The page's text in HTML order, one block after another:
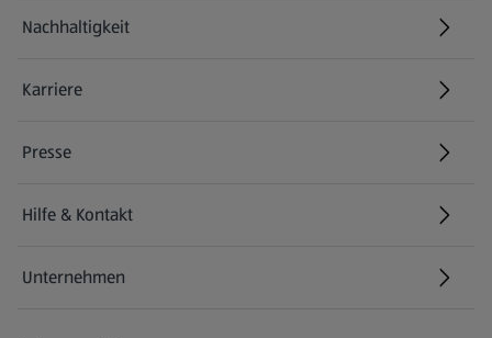
Nachhaltigkeit
Karriere
Presse
Hilfe & Kontakt
(öffnet in einem neuen Tab)
Unternehmen